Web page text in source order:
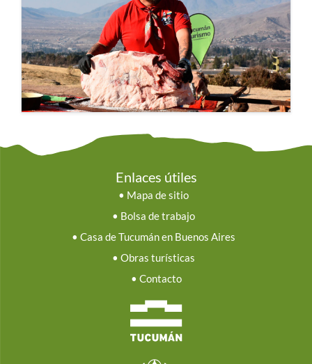
Enlaces útiles
• Mapa de sitio
• Bolsa de trabajo
• Casa de Tucumán en Buenos Aires
• Obras turísticas
• Contacto